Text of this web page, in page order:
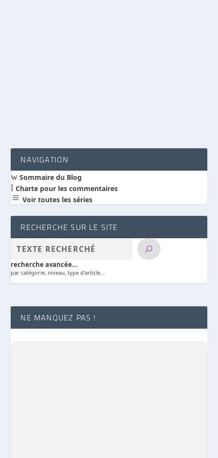
NAVIGATION
wSommaire du Blog
l Charte pour les commentaires
a Voir toutes les séries
RECHERCHE SUR LE SITE
recherche avancée...
par catégorie, niveau, type d'article...
NE MANQUEZ PAS !